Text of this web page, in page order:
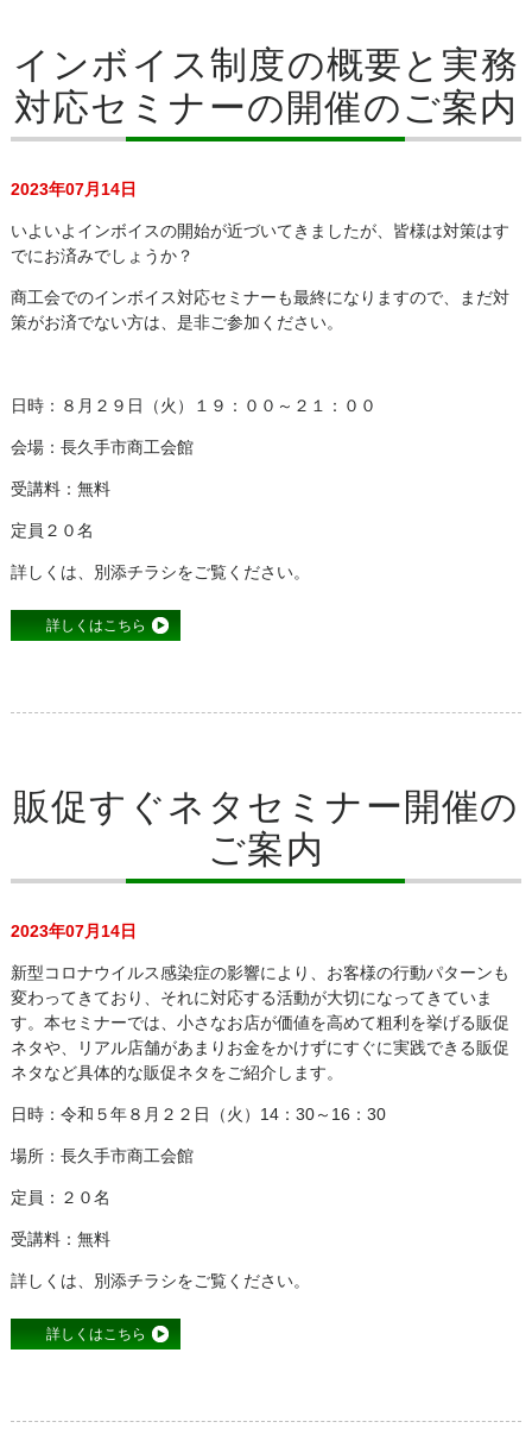
インボイス制度の概要と実務
対応セミナーの開催のご案内
2023年07月14日
いよいよインボイスの開始が近づいてきましたが、皆様は対策はす
でにお済みでしょうか？
商工会でのインボイス対応セミナーも最終になりますので、まだ対
策がお済でない方は、是非ご参加ください。
日時：８月２９日（火）１９：００～２１：００
会場：長久手市商工会館
受講料：無料
定員２０名
詳しくは、別添チラシをご覧ください。
詳しくはこちら
販促すぐネタセミナー開催の
ご案内
2023年07月14日
新型コロナウイルス感染症の影響により、お客様の行動パターンも
変わってきており、それに対応する活動が大切になってきていま
す。本セミナーでは、小さなお店が価値を高めて粗利を挙げる販促
ネタや、リアル店舗があまりお金をかけずにすぐに実践できる販促
ネタなど具体的な販促ネタをご紹介します。
日時：令和５年８月２２日（火）14：30～16：30
場所：長久手市商工会館
定員：２０名
受講料：無料
詳しくは、別添チラシをご覧ください。
詳しくはこちら